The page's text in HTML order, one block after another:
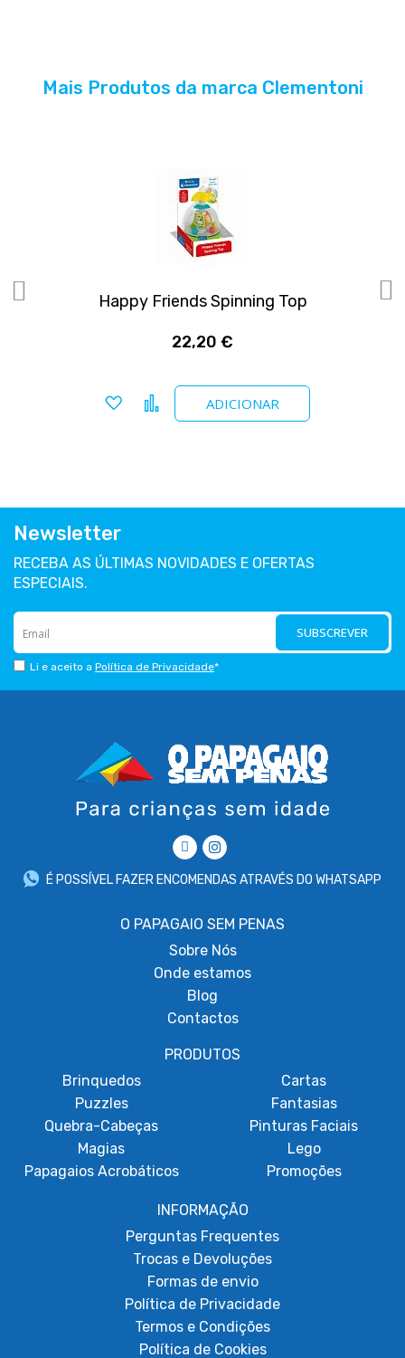
Mais Produtos da marca Clementoni
Happy Friends Spinning Top
22,20 €
ADICIONAR
Adicionar a favoritos
Comparar
Newsletter
RECEBA AS ÚLTIMAS NOVIDADES E OFERTAS
ESPECIAIS.
SUBSCREVER
Li e aceito a Política de Privacidade*
É POSSÍVEL FAZER ENCOMENDAS ATRAVÉS DO WHATSAPP
O PAPAGAIO SEM PENAS
Sobre Nós
Onde estamos
Blog
Contactos
PRODUTOS
Brinquedos
Puzzles
Quebra-Cabeças
Magias
Papagaios Acrobáticos
Cartas
Fantasias
Pinturas Faciais
Lego
Promoções
INFORMAÇÃO
Perguntas Frequentes
Trocas e Devoluções
Formas de envio
Política de Privacidade
Termos e Condições
Política de Cookies